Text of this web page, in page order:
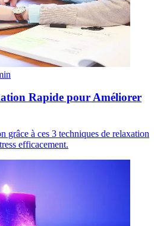
Rapide pour Améliorer
grâce à ces 3 techniques de relaxation
efficacement.